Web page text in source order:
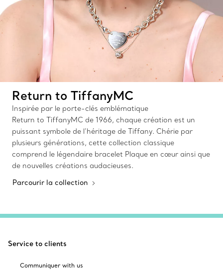
Return to TiffanyMC
Inspirée par le porte-clés emblématique
Return to TiffanyMC de 1966, chaque création est un
puissant symbole de l’héritage de Tiffany. Chérie par
plusieurs générations, cette collection classique
comprend le légendaire bracelet Plaque en cœur ainsi que
de nouvelles créations audacieuses.
Parcourir la collection
Service to clients
Communiquer with us